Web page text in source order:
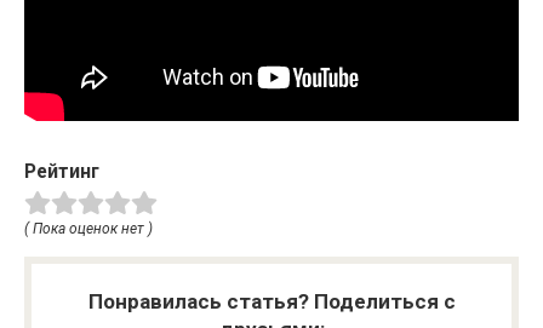
Рейтинг
( Пока оценок нет )
Понравилась статья? Поделиться с